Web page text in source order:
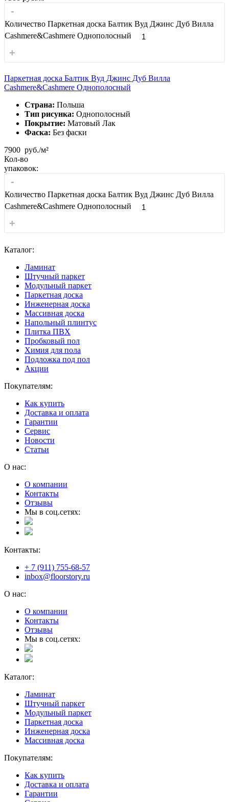
-
Количество Паркетная доска Балтик Вуд Джинс Дуб Вилла
Cashmere&Cashmere Однополосный
+
Паркетная доска Балтик Вуд Джинс Дуб Вилла
Cashmere&Cashmere Однополосный
Страна: Польша
Тип рисунка: Однополосный
Покрытие: Матовый Лак
Фаска: Без фаски
7900 руб./м²
Кол-во
упаковок:
-
Количество Паркетная доска Балтик Вуд Джинс Дуб Вилла
Cashmere&Cashmere Однополосный
+
Каталог:
Ламинат
Штучный паркет
Модульный паркет
Паркетная доска
Инженерная доска
Массивная доска
Напольный плинтус
Плитка ПВХ
Пробковый пол
Химия для пола
Подложка под пол
Акции
Покупателям:
Как купить
Доставка и оплата
Гарантии
Сервис
Новости
Статьи
О нас:
О компании
Контакты
Отзывы
Мы в соц.сетях:
Контакты:
+ 7 (911) 755-68-57
inbox@floorstory.ru
О нас:
О компании
Контакты
Отзывы
Мы в соц.сетях:
Каталог:
Ламинат
Штучный паркет
Модульный паркет
Паркетная доска
Инженерная доска
Массивная доска
Покупателям:
Как купить
Доставка и оплата
Гарантии